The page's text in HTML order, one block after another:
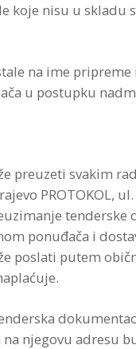
koje nisu u skladu
na ime
u postupku
preuzeti svakim
PROTOKOL,
tenderske
ponuđača i
poslati putem
njegovu adresu